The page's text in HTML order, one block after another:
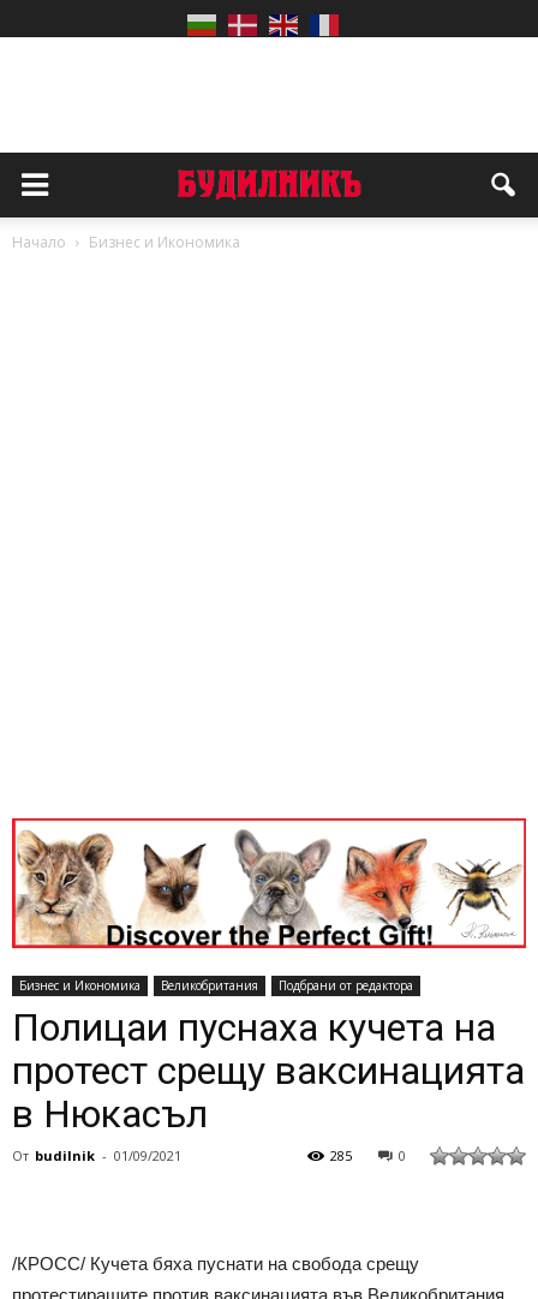
Начало Бизнес и Икономика
Бизнес и Икономика Великобритания Подбрани от редактора
Полицаи пуснаха кучета на
протест срещу ваксинацията
в Нюкасъл
От budilnik - 01/09/2021 0
285
/КРОСС/ Кучета бяха пуснати на свобода срещу
протестиращите против ваксинацията във Великобритания.